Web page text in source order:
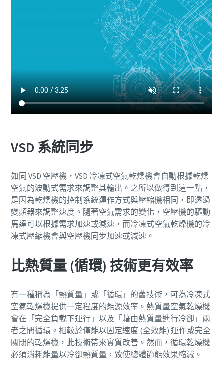
探索您如何能建立更有效率的氣動輸送流程。
VSD 系統同步
如同 VSD 空壓機，VSD 冷凍式空氣乾燥機會自動根據乾燥
空氣的波動式需求來調整其輸出。之所以做得到這一點，
是因為乾燥機的控制系統運作方式與壓縮機相同，即透過
變頻器來調整速度。隨著空氣需求的變化，空壓機的驅動
馬達可以根據需求加速或減速，而冷凍式空氣乾燥機的冷
凍式壓縮機會與空壓機同步加速或減速。
比熱質量 (循環) 技術更有效率
有一種稱為「熱質量」或「循環」的舊技術，可為冷凍式
空氣乾燥機提供一定程度的能源效率。熱質量空氣乾燥機
會在「完全負載下運行」以及「藉由熱質量進行冷卻」兩
者之間循環。相較於僅能以固定速度 (全效能) 運作或完全
關閉的乾燥機，此技術帶來實質改善。然而，循環乾燥機
必須消耗能量以冷卻熱質量，致使總體節能效果縮減。